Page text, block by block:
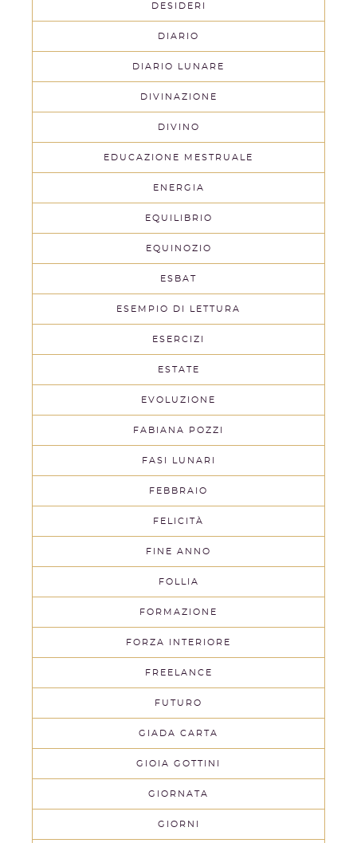
DESIDERI
DIARIO
DIARIO LUNARE
DIVINAZIONE
DIVINO
EDUCAZIONE MESTRUALE
ENERGIA
EQUILIBRIO
EQUINOZIO
ESBAT
ESEMPIO DI LETTURA
ESERCIZI
ESTATE
EVOLUZIONE
FABIANA POZZI
FASI LUNARI
FEBBRAIO
FELICITÀ
FINE ANNO
FOLLIA
FORMAZIONE
FORZA INTERIORE
FREELANCE
FUTURO
GIADA CARTA
GIOIA GOTTINI
GIORNATA
GIORNI